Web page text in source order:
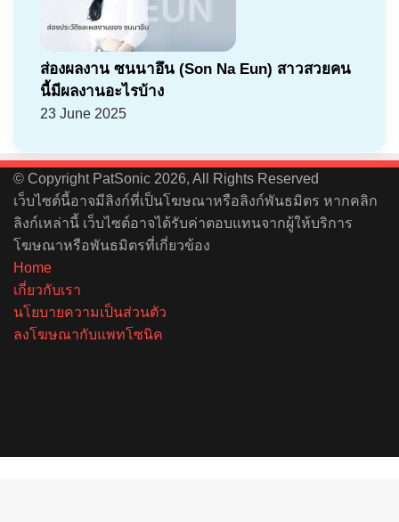
ส่องผลงาน ซนนาอึน (Son Na Eun) สาวสวยคน
นี้มีผลงานอะไรบ้าง
23 June 2025
© Copyright PatSonic 2026, All Rights Reserved
เว็บไซต์นี้อาจมีลิงก์ที่เป็นโฆษณาหรือลิงก์พันธมิตร หากคลิก
ลิงก์เหล่านี้ เว็บไซต์อาจได้รับค่าตอบแทนจากผู้ให้บริการ
โฆษณาหรือพันธมิตรที่เกี่ยวข้อง
Home
เกี่ยวกับเรา
นโยบายความเป็นส่วนตัว
ลงโฆษณากับแพทโซนิค